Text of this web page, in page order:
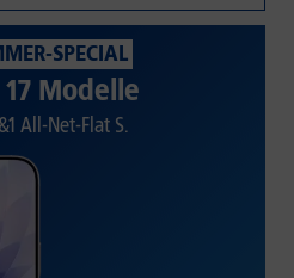
SPECIAL
Modelle
All-Net-Flat S.